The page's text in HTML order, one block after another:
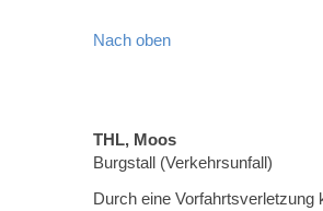
Nach oben
THL, Moos
Burgstall (Verkehrsunfall)
Durch eine